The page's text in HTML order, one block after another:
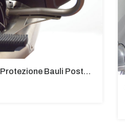
Tubi Di Protezione Bauli Posteriori Per Bmw K 1600 Gt/Gtl (2010>2016) GIALLO - TB8025-K1600GT